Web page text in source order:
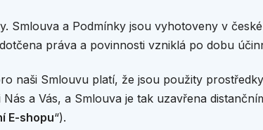
Smlouva a Podmínky jsou vyhotoveny v
práva a povinnosti vzniklá po dobu
naši Smlouvu platí, že jsou použity
a Vás, a Smlouva je tak uzavřena
E-shopu“).